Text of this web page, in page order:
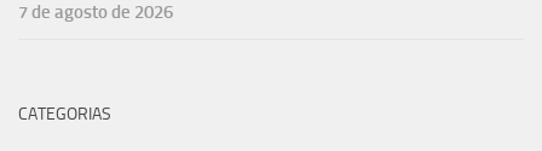
7 de agosto de 2026
CATEGORIAS